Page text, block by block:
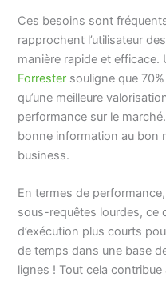
Ces besoins sont
rapprochent l’utilisateur
manière rapide et efficace.
Forrester souligne que
qu’une meilleure
performance sur le
bonne information au bon
business.
En termes de performance,
sous-requêtes lourdes, ce
d’exécution plus courts
de temps dans une base
lignes ! Tout cela